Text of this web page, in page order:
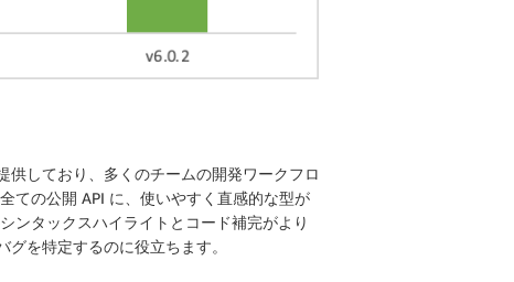
しており、多くのチームの開発ワークフロ
ての公開 API に、使いやすく直感的な型が
ンタックスハイライトとコード補完がより
を特定するのに役立ちます。